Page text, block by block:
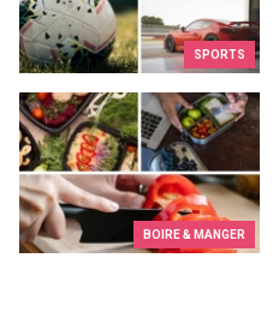
SPORTS
BOIRE & MANGER
Inspiratie voor gezonde én